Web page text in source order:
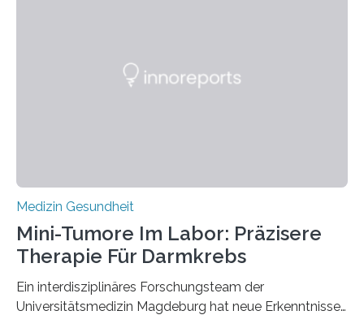
Medizin Gesundheit
Mini-Tumore Im Labor: Präzisere
Therapie Für Darmkrebs
Ein interdisziplinäres Forschungsteam der
Universitätsmedizin Magdeburg hat neue Erkenntnisse